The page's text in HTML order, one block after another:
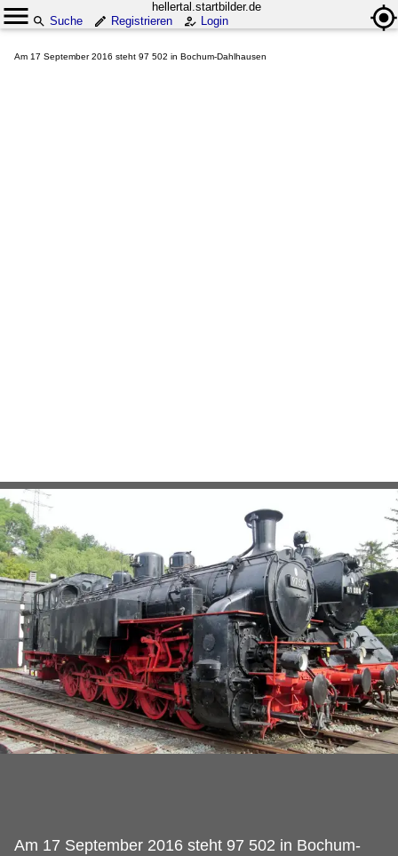
hellertal.startbilder.de
Suche
Registrieren Login
Am 17 September 2016 steht 97 502 in Bochum-Dahlhausen
Am 17 September 2016 steht 97 502 in Bochum-